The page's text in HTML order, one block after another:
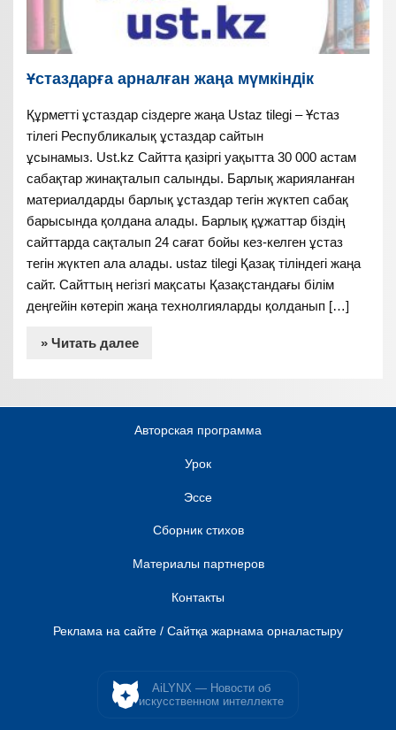
Ұстаздарға арналған жаңа мүмкіндік
Құрметті ұстаздар сіздерге жаңа Ustaz tilegi – Ұстаз
тілегі Республикалық ұстаздар сайтын
ұсынамыз. Ust.kz Сайтта қазіргі уақытта 30 000 астам
сабақтар жинақталып салынды. Барлық жарияланған
материалдарды барлық ұстаздар тегін жүктеп сабақ
барысында қолдана алады. Барлық құжаттар біздің
сайттарда сақталып 24 сағат бойы кез-келген ұстаз
тегін жүктеп ала алады. ustaz tilegi Қазақ тіліндегі жаңа
сайт. Сайттың негізгі мақсаты Қазақстандағы білім
деңгейін көтеріп жаңа технолгияларды қолданып […]
» Читать далее
Авторская программа
Урок
Эссе
Сборник стихов
Материалы партнеров
Контакты
Реклама на сайте / Сайтқа жарнама орналастыру
AiLYNX — Новости об
искусственном интеллекте